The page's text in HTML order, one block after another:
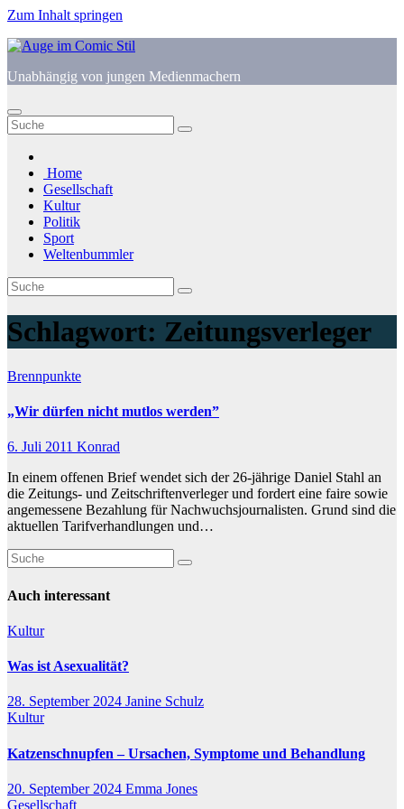
Zum Inhalt springen
Unabhängig von jungen Medienmachern
Home
Gesellschaft
Kultur
Politik
Sport
Weltenbummler
Schlagwort: Zeitungsverleger
Brennpunkte
„Wir dürfen nicht mutlos werden”
6. Juli 2011 Konrad
In einem offenen Brief wendet sich der 26-jährige Daniel Stahl an
die Zeitungs- und Zeitschriftenverleger und fordert eine faire sowie
angemessene Bezahlung für Nachwuchsjournalisten. Grund sind die
aktuellen Tarifverhandlungen und…
Auch interessant
Kultur
Was ist Asexualität?
28. September 2024 Janine Schulz
Kultur
Katzenschnupfen – Ursachen, Symptome und Behandlung
20. September 2024 Emma Jones
Gesellschaft